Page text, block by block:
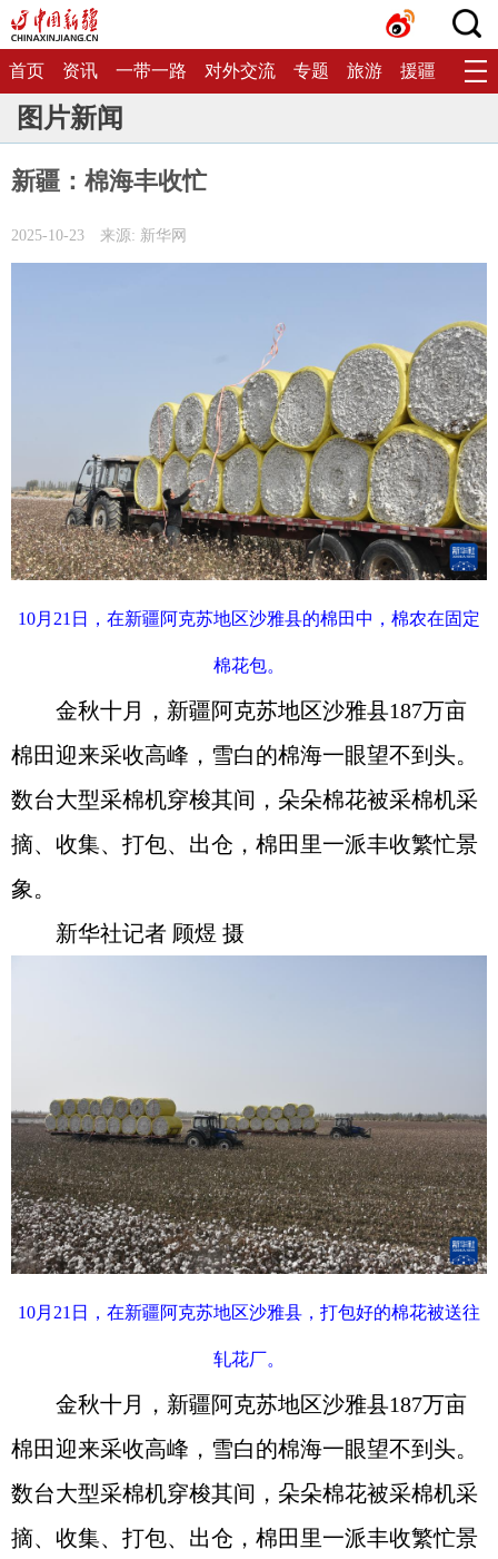
首页 资讯 一带一路 对外交流 专题 旅游 援疆 生态
图片新闻
新疆：棉海丰收忙
2025-10-23 来源: 新华网
10月21日，在新疆阿克苏地区沙雅县的棉田中，棉农在固定
棉花包。
金秋十月，新疆阿克苏地区沙雅县187万亩
棉田迎来采收高峰，雪白的棉海一眼望不到头。
数台大型采棉机穿梭其间，朵朵棉花被采棉机采
摘、收集、打包、出仓，棉田里一派丰收繁忙景
象。
新华社记者 顾煜 摄
10月21日，在新疆阿克苏地区沙雅县，打包好的棉花被送往
轧花厂。
金秋十月，新疆阿克苏地区沙雅县187万亩
棉田迎来采收高峰，雪白的棉海一眼望不到头。
数台大型采棉机穿梭其间，朵朵棉花被采棉机采
摘、收集、打包、出仓，棉田里一派丰收繁忙景